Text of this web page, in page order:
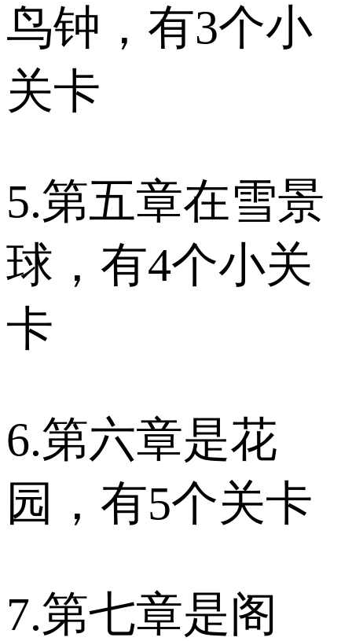
鸟钟，有3个小
关卡
5.第五章在雪景
球，有4个小关
卡
6.第六章是花
园，有5个关卡
7.第七章是阁